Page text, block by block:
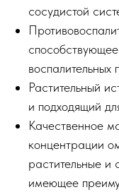
сосудистой
воспалительных
Растительный
и подходящий
Качественное
концентрации
растительные
имеющее